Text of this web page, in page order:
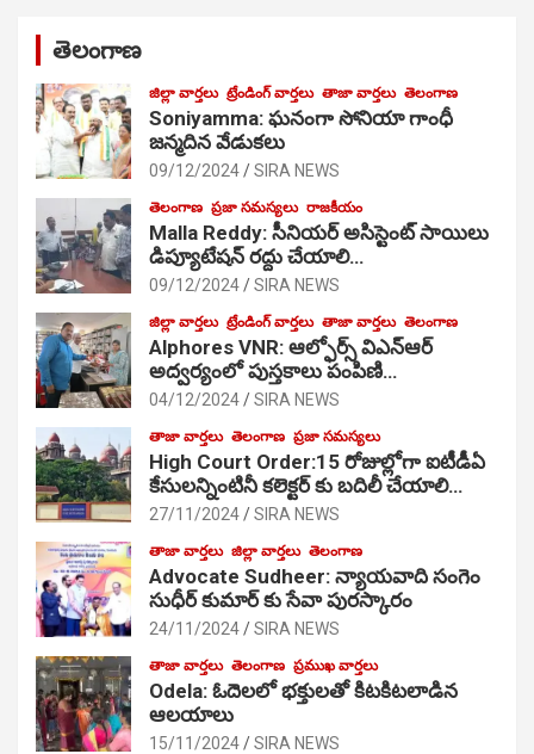
తెలంగాణ
జిల్లా వార్తలు ట్రేండింగ్ వార్తలు తాజా వార్తలు తెలంగాణ
Soniyamma: ఘ‌నంగా సోనియా గాంధీ
జ‌న్మ‌దిన వేడుక‌లు
09/12/2024 SIRA NEWS
తెలంగాణ ప్రజా సమస్యలు రాజకీయం
Malla Reddy: సీనియర్ అసిస్టెంట్ సాయిలు
డిప్యూటేషన్ రద్దు చేయాలి…
09/12/2024 SIRA NEWS
జిల్లా వార్తలు ట్రేండింగ్ వార్తలు తాజా వార్తలు తెలంగాణ
Alphores VNR: ఆల్ఫోర్స్ విఎన్ఆర్
అద్వర్యంలో పుస్తకాలు పంపిణి…
04/12/2024 SIRA NEWS
తాజా వార్తలు తెలంగాణ ప్రజా సమస్యలు
High Court Order:15 రోజుల్లోగా ఐటీడీఏ
కేసులన్నింటినీ కలెక్టర్ కు బదిలీ చేయాలి…
27/11/2024 SIRA NEWS
తాజా వార్తలు జిల్లా వార్తలు తెలంగాణ
Advocate Sudheer: న్యాయవాది సంగెం
సుధీర్ కుమార్ కు సేవా పురస్కారం
24/11/2024 SIRA NEWS
తాజా వార్తలు తెలంగాణ ప్రముఖ వార్తలు
Odela: ఓదెల‌లో భక్తులతో కిటకిటలాడిన
ఆల‌యాలు
15/11/2024 SIRA NEWS